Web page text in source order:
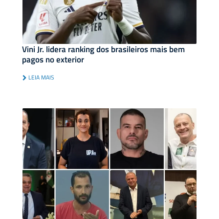
Vini Jr. lidera ranking dos brasileiros mais bem
pagos no exterior
LEIA MAIS